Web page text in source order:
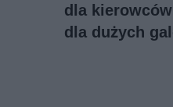
dla
dla dużych